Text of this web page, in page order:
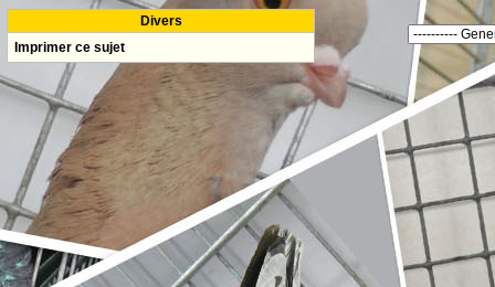
Divers
Imprimer ce sujet